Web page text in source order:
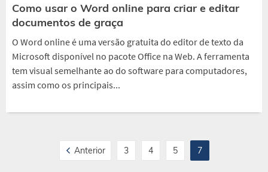
Como usar o Word online para criar e editar
documentos de graça
O Word online é uma versão gratuita do editor de texto da
Microsoft disponível no pacote Office na Web. A ferramenta
tem visual semelhante ao do software para computadores,
assim como os principais...
Anterior 3 4 5 7